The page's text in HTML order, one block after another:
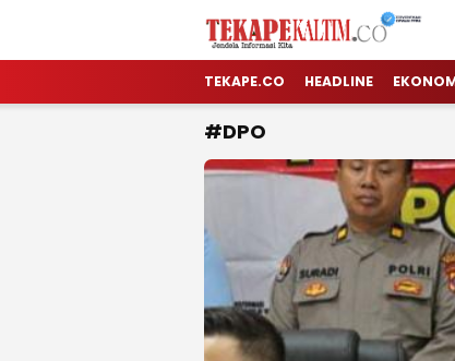
TEKAPE KALTIM
Jendela Informasi Kita
TEKAPE.CO HEADLINE
#DPO